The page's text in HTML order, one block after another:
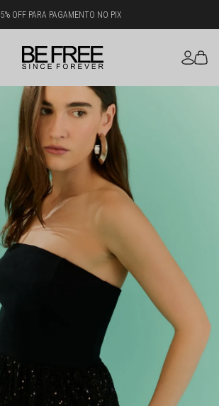
5% OFF PARA PAGAMENTO NO PIX